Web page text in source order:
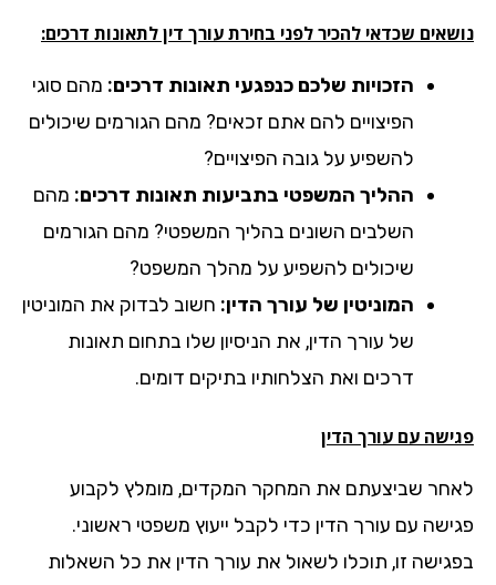
שכדאי להכיר לפני בחירת עורך דין לתאונות דרכים:
הזכויות שלכם כנפגעי תאונות דרכים:מהם סוגי
הפיצויים להם אתם זכאים? מהם הגורמים שיכולים
להשפיע על גובה הפיצויים?
ההליך המשפטי בתביעות תאונות דרכים:מהם
השלבים השונים בהליך המשפטי? מהם הגורמים
שיכולים להשפיע על מהלך המשפט?
המוניטין של עורך הדין:חשוב לבדוק את המוניטין
של עורך הדין, את הניסיון שלו בתחום תאונות
דרכים ואת הצלחותיו בתיקים דומים.
עם עורך הדין
שביצעתם את המחקר המקדים, מומלץ לקבוע
עם עורך הדין כדי לקבל ייעוץ משפטי ראשוני.
זו, תוכלו לשאול את עורך הדין את כל השאלות